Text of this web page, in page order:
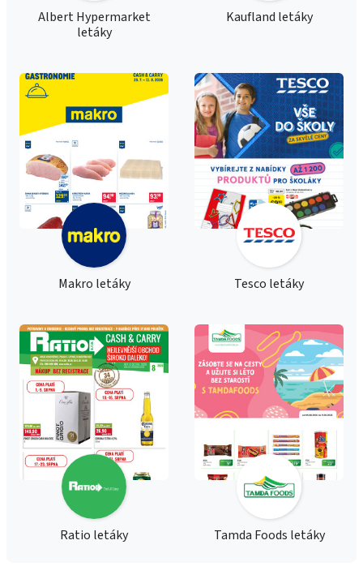
Albert Hypermarket
letáky
Kaufland letáky
Makro letáky Tesco letáky
Ratio letáky Tamda Foods letáky